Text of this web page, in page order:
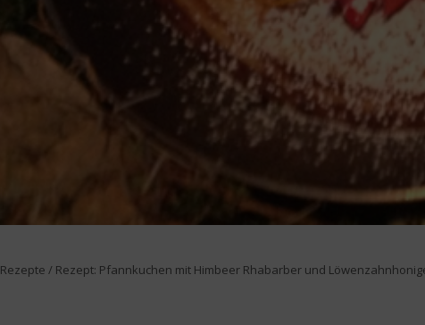
Rezepte / Rezept: Pfannkuchen mit Himbeer Rhabarber und